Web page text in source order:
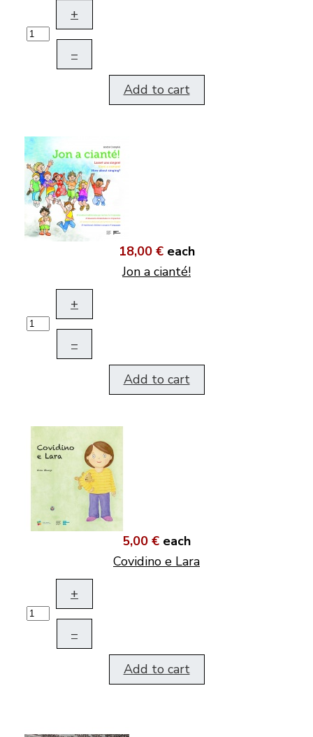
+
–
Add to cart
18,00 € each
Jon a cianté!
+
–
Add to cart
5,00 € each
Covidino e Lara
+
–
Add to cart